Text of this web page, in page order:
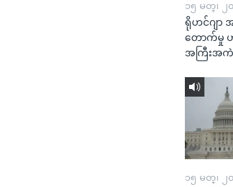
၁၅ မတ္၊ ၂
ရိုဟင်ဂျာ
တောက်မှု
အကြီးအကဲ
၁၅ မတ္၊ ၂